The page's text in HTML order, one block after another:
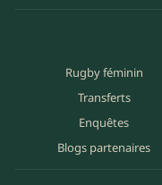
Rugby féminin
Transferts
Enquêtes
Blogs partenaires